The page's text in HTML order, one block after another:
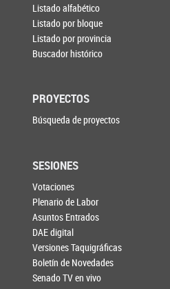
Listado alfabético
Listado por bloque
Listado por provincia
Buscador histórico
PROYECTOS
Búsqueda de proyectos
SESIONES
Votaciones
Plenario de Labor
Asuntos Entrados
DAE digital
Versiones Taquigráficas
Boletín de Novedades
Senado TV en vivo